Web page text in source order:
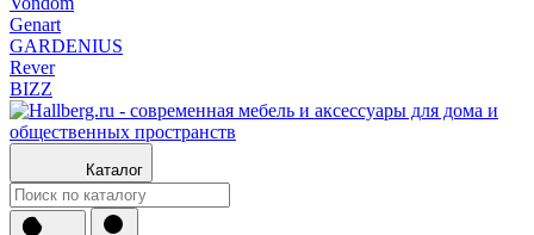
Genart
GARDENIUS
Rever
BIZZ
Каталог